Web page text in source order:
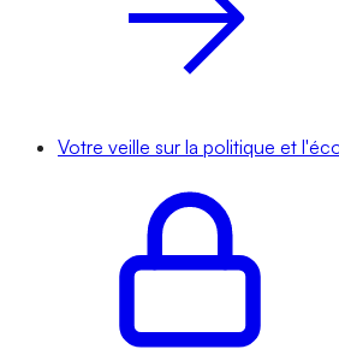
Votre veille sur la politique et